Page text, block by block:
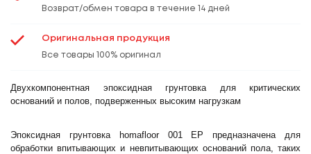
Возврат/обмен товара в течение 14 дней
Оригинальная продукция
Все товары 100% оригинал
Двухкомпонентная эпоксидная грунтовка для критических
оснований и полов, подверженных высоким нагрузкам
Эпоксидная грунтовка homafloor 001 EP предназначена для
обработки впитывающих и невпитывающих оснований пола, таких